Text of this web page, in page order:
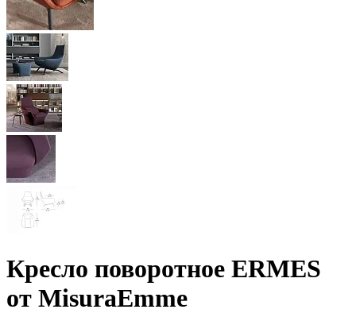
Кресло поворотное ERMES
от MisuraEmme